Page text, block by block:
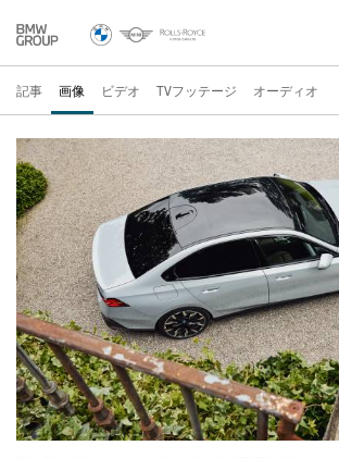
記事 画像 ビデオ TVフッテージ オーディオ